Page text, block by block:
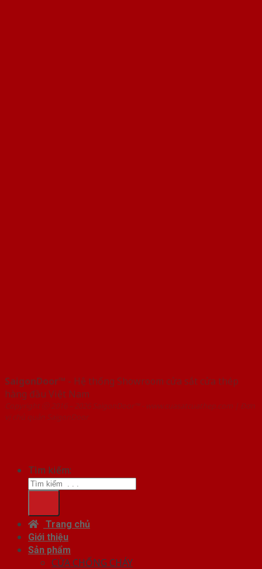
SaigonDoor™ - Hệ thống Showroom cửa sắt cửa thép
hàng đầu Việt Nam
Copyright ⓒ 2016 – 2026 SaigonDoor™ - www.cuasatcuathep.com | Đơn
vị chủ quản SaigonDoor
Tìm kiếm:
Trang chủ
Giới thiệu
Sản phẩm
CỬA CHỐNG CHÁY